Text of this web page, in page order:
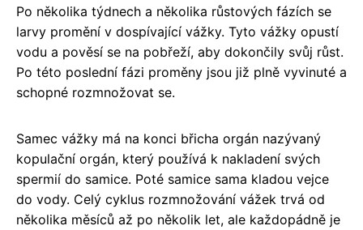
Po několika týdnech a několika růstových fázích se
larvy promění v dospívající vážky. Tyto vážky opustí
vodu a pověsí se na pobřeží, aby dokončily svůj růst.
Po této poslední fázi proměny jsou již plně vyvinuté a
schopné rozmnožovat se.
Samec vážky má na konci břicha orgán nazývaný
kopulační orgán, který používá k nakladení svých
spermií do samice. Poté samice sama kladou vejce
do vody. Celý cyklus rozmnožování vážek trvá od
několika měsíců až po několik let, ale každopádně je